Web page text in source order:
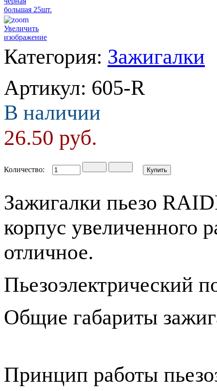
Увеличить
изображение
Категория: Зажигалки
Артикул: 605-R
В наличии
26.50 руб.
Количество:
Зажигалки пьезо
корпус увеличенного
отличное.
Пьезоэлектрический
Общие габариты
Принцип работы